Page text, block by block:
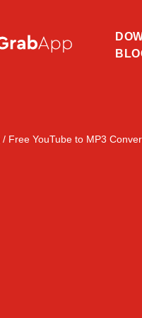
/ Free YouTube to MP3